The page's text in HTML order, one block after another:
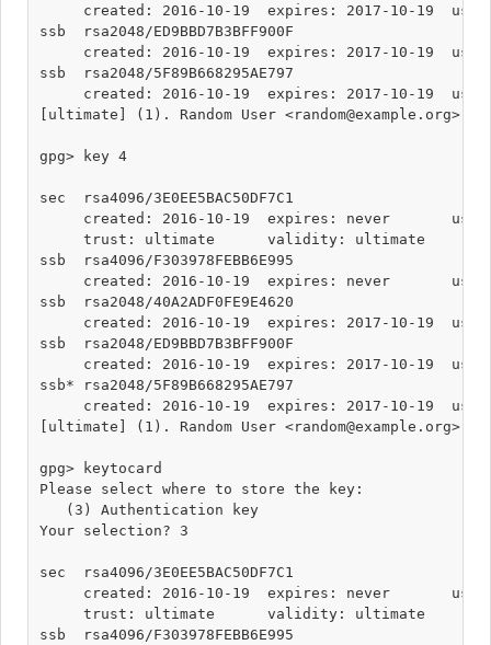
created: 2016-10-19  expires: 2017-10-19
ssb  rsa2048/ED9BBD7B3BFF900F
created: 2016-10-19  expires: 2017-10-19
ssb  rsa2048/5F89B668295AE797
created: 2016-10-19  expires: 2017-10-19
[ultimate] (1). Random User <random@example.org>
gpg> key 4
sec  rsa4096/3E0EE5BAC50DF7C1
created: 2016-10-19  expires: never
     trust: ultimate      validity: ultimate
ssb  rsa4096/F303978FEBB6E995
created: 2016-10-19  expires: never
ssb  rsa2048/40A2ADF0FE9E4620
created: 2016-10-19  expires: 2017-10-19
ssb  rsa2048/ED9BBD7B3BFF900F
created: 2016-10-19  expires: 2017-10-19
ssb* rsa2048/5F89B668295AE797
created: 2016-10-19  expires: 2017-10-19
[ultimate] (1). Random User <random@example.org>
gpg> keytocard
Please select where to store the key:
   (3) Authentication key
Your selection? 3
sec  rsa4096/3E0EE5BAC50DF7C1
created: 2016-10-19  expires: never
     trust: ultimate      validity: ultimate
ssb  rsa4096/F303978FEBB6E995